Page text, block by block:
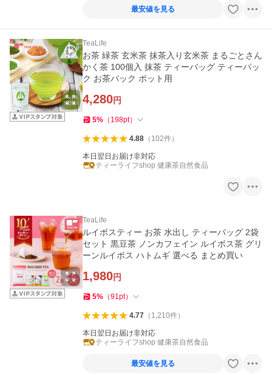
最安値を見る
TeaLife
お茶 緑茶 玄米茶 抹茶入り玄米茶 まるごとさん
かく茶 100個入 抹茶 ティーバッグ ティーパッ
ク お茶パック ポット用
4,280円
5% （ 198pt）
4.88（ 102件）
本日翌日お届け非対応
ティーライフshop 健康茶自然食品
TeaLife
ルイボスティー お茶 水出し ティーバッグ 2袋
セット 黒豆茶 ノンカフェイン ルイボス茶 グリ
ーンルイボス ハトムギ 選べる まとめ買い
1,980円
5% （91pt）
4.77（ 1,210件）
本日翌日お届け非対応
ティーライフshop 健康茶自然食品
最安値を見る